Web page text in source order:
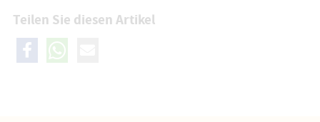
Teilen Sie diesen Artikel